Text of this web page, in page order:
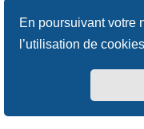
En poursuivant votre
l’utilisation de